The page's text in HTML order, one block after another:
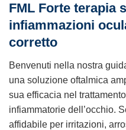
FML Forte terapia
infiammazioni
corretto
Benvenuti nella nostra
una soluzione oftalmica
sua efficacia nel
infiammatorie dell’occhio.
affidabile per irritazioni,